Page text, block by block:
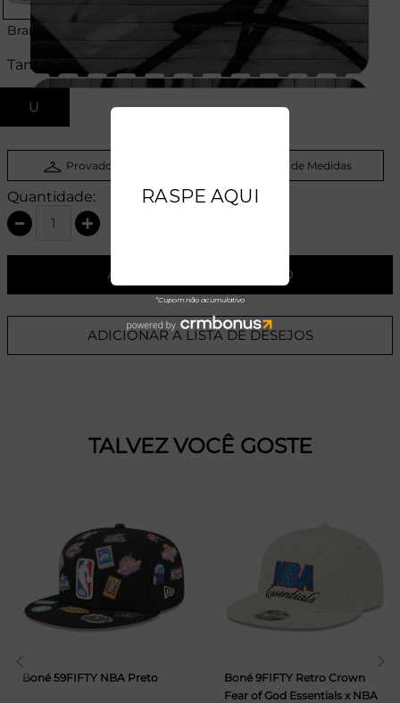
Branco
Tamanhos:
U
Provador Virtual Tabela de Medidas
Quantidade:
ADICIONAR AO CARRINHO
ADICIONAR A LISTA DE DESEJOS
TALVEZ VOCÊ GOSTE
Boné 59FIFTY NBA Preto
Boné 9FIFTY Retro Crown
Fear of God Essentials x NBA